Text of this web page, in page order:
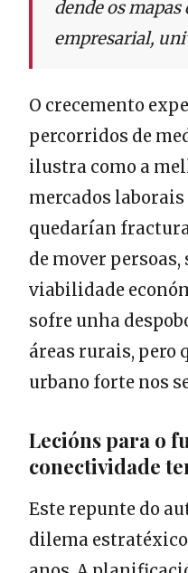
dende os
empresarial,
O crecemento
percorridos de
ilustra como a
mercados
quedarían
de mover
viabilidade
sofre unha
áreas rurais, pero
urbano forte nos
Lecións para o
conectividade
Este repunte do
dilema